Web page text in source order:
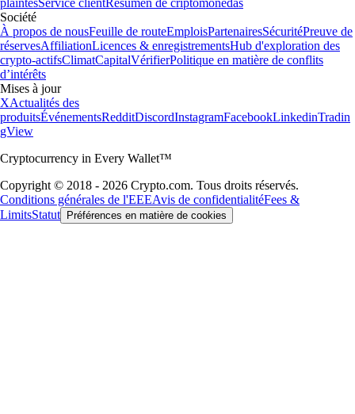
plaintesService clientResumen de criptomonedas
Société
À propos de nousFeuille de routeEmploisPartenairesSécuritéPreuve de
réservesAffiliationLicences & enregistrementsHub d'exploration des
crypto-actifsClimatCapitalVérifierPolitique en matière de conflits
d’intérêts
Mises à jour
XActualités des
produitsÉvénementsRedditDiscordInstagramFacebookLinkedinTradin
gView
Cryptocurrency in Every Wallet™
Copyright © 2018 - 2026 Crypto.com. Tous droits réservés.
Conditions générales de l'EEEAvis de confidentialitéFees &
LimitsStatut Préférences en matière de cookies